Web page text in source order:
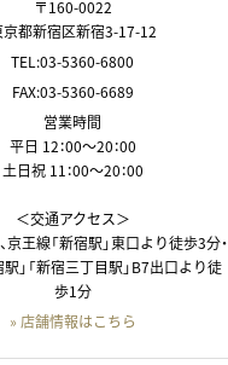
〒160-0022
京都新宿区新宿3-17-12
TEL:03-5360-6800
FAX:03-5360-6689
営業時間
平日 12：00～20：00
土日祝 11：00～20：00
＜交通アクセス＞
京王線「新宿駅」東口より徒歩3分・
」「新宿三丁目駅」B7出口より徒
歩1分
» 店舗情報はこちら